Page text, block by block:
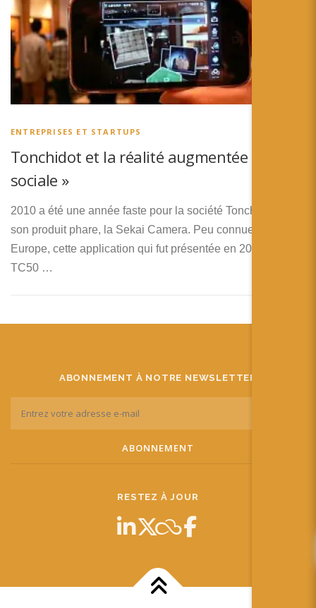
ENTREPRISES ET STARTUPS
Tonchidot et la réalité augmentée «
sociale »
2010 a été une année faste pour la société Tonchidot et
son produit phare, la Sekai Camera. Peu connue en
Europe, cette application qui fut présentée en 2008 au
TC50 …
ABONNEMENT À NOTRE NEWSLETTER
RESTEZ À JOUR